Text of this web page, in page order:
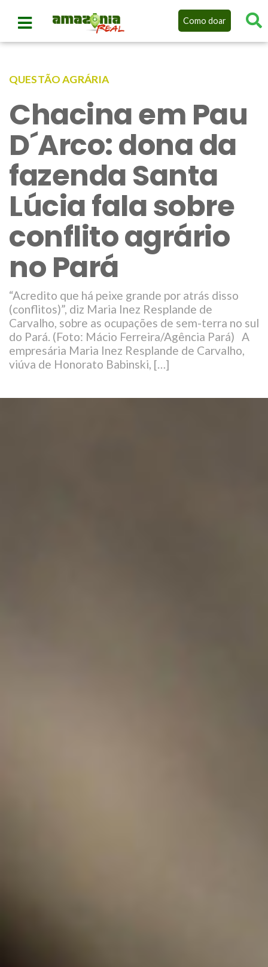
Como doar
QUESTÃO AGRÁRIA
Chacina em Pau
D´Arco: dona da
fazenda Santa
Lúcia fala sobre
conflito agrário
no Pará
“Acredito que há peixe grande por atrás disso
(conflitos)”, diz Maria Inez Resplande de
Carvalho, sobre as ocupações de sem-terra no sul
do Pará. (Foto: Mácio Ferreira/Agência Pará) A
empresária Maria Inez Resplande de Carvalho,
viúva de Honorato Babinski, […]